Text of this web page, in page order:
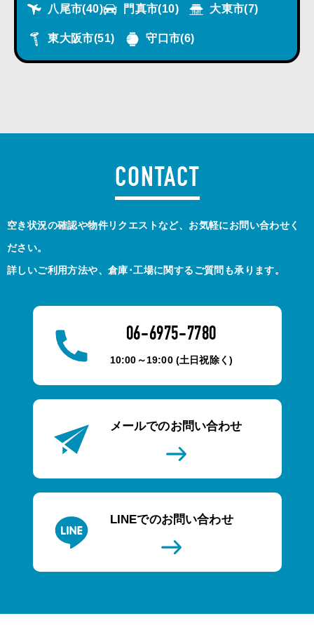
八尾市(40) 門真市(10) 大東市(7)
東大阪市(51) 守口市(6)
CONTACT
空き状況の確認や物件リクエストなど、お気軽にお問い合わせく
ださい。
詳しいご利用方法や、倉庫･工場に関するご質問も承ります。
06-6975-7780
10:00～19:00 (土日祝除く)
メールでのお問い合わせ
LINEでのお問い合わせ